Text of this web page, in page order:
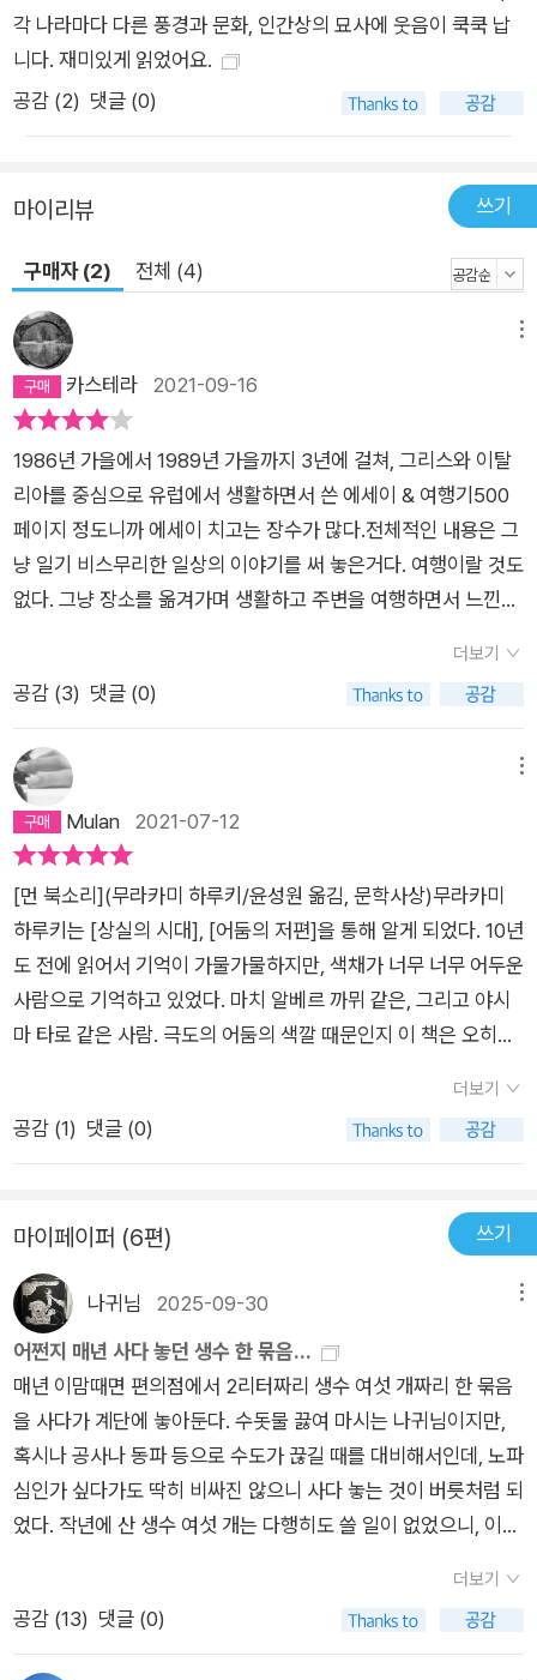
각 나라마다 다른 풍경과 문화, 인간상의 묘사에 웃음이 쿡쿡 납
니다. 재미있게 읽었어요.
공감 (2) 댓글 (0)
마이리뷰 쓰기
구매자 (2) 전체 (4)
카스테라 2021-09-16
1986년 가을에서 1989년 가을까지 3년에 걸쳐, 그리스와 이탈
리아를 중심으로 유럽에서 생활하면서 쓴 에세이 & 여행기500
페이지 정도니까 에세이 치고는 장수가 많다.전체적인 내용은 그
냥 일기 비스무리한 일상의 이야기를 써 놓은거다. 여행이랄 것도
없다. 그냥 장소를 옮겨가며 생활하고 주변을 여행하면서 느낀일
랄만한 이야기는 없다.하지만 문장이 쉽고, 밝고, 유머도 적당히
가미되어 유쾌하게 술술 잘 읽힌다. 하루키만의 문체가 뭔가 마법
을 부린거 같다. 솔직히 이 책을 읽고 여행을 가고 싶다?특히 유
럽여행을 가고 싶다? 라고 절대 생각은 안든다. 책을 읽어보면 알
수 있다.하지만 이 책을 통해 여행이라는게 뭐 거창한거 보고 느
끼고 하는것보다 새로운 환경에서의 평범한 일상을 느끼고 공감
북소리가 있을 것이다.지금이라도 마음의 북소리를 듣고 박차고
나가고 싶지만 녹록치 않은 현실과 맞닿아 늘 뭔가를 계산하고 그
북소리를 외면한다. 요즘들어 그 북소리가 너무 크게 울려서 고민
이다. 내게는 지금도 간혹 먼 북소리가 들린다. 조횽한 오후에 귀
을 기울이면 그 울림이 귀에서 느껴질 때가 있다. 막무가내로 다
시 여행을 떠나고 싶어질 때도 있다. 하지만 나는 문득 이렇게도
생각한다. 지금 여기에 있는 과도적이고 일시적인 나 자신이, 그
것이다.- P502
더보기
공감 (3) 댓글 (0)
Mulan 2021-07-12
[먼 북소리](무라카미 하루키/윤성원 옮김, 문학사상)무라카미
하루키는 [상실의 시대], [어둠의 저편]을 통해 알게 되었다. 10년
도 전에 읽어서 기억이 가물가물하지만, 색채가 너무 너무 어두운
사람으로 기억하고 있었다. 마치 알베르 까뮈 같은, 그리고 야시
마 타로 같은 사람. 극도의 어둠의 색깔 때문인지 이 책은 오히려
었다.이 책은 하루키가 부인과 함께 그리스, 로마, 오스트리아를
여행하면서 겪은 이야기를 다루고 있다. 기억나는 장면은 하루키
가 자신과 이름이 똑같은 섬에 다녀온 것, 로마를 매우 안 좋은 관
점으로 바라본 것, 여행지에서 달리고, 공연 보러 다닌 것 등을 꼽
을 수 있겠다. 하루키 부부의 여행은 1986년부터 3년 동안 지속
되었다. 3년 동안 여행을 다닌 삶이 왠지 부러웠다. 바로 옆에서
하루키가 말하고 있는 것 같은데 1980년대 이야기라니 놀라웠
고, 독서모임을 하면서 로마의 모습이 1980년대에나 최근 몇 년
전이나 별로 달라진 것이 없다는 고경진선생님 말씀에 놀라웠고,
1980년대 당시에 자식을 중요하게 여겼을 일본 문화 속에서 딩
크로 살아갔다는 것 자체도 놀라웠다. 1980년대의 하루키는 나
와 비슷한 연배였다는 것도 신기했다(?). 하루키가 만들어낸 소
설 속 인물에만 집중했지, 작가 하루키, 인간 하루키는 생각하지
람들을 자세히 살펴보면 그 사람 특유의 여행 색깔이 있다. 그 사
람들의 공통점은 다른 사람이 다니는 곳을 가지 않는다는 것이다.
인적이 드문 곳으로 간다. 도서관만 다니시는 분도 봤고, 책방만
더보기
공감 (1) 댓글 (0)
마이페이퍼 (6편) 쓰기
나귀님 2025-09-30
어쩐지 매년 사다 놓던 생수 한 묶음...
매년 이맘때면 편의점에서 2리터짜리 생수 여섯 개짜리 한 묶음
을 사다가 계단에 놓아둔다. 수돗물 끓여 마시는 나귀님이지만,
혹시나 공사나 동파 등으로 수도가 끊길 때를 대비해서인데, 노파
심인가 싶다가도 딱히 비싸진 않으니 사다 놓는 것이 버릇처럼 되
었다. 작년에 산 생수 여섯 개는 다행히도 쓸 일이 없었으니, 이미
된 생수이니 1년짜리 유통기한은 이미 지난 상태이지만, 그늘진
곳에 보관했으니 불과 한 달 사이에 크게 변질되었을 것 같진 않
다. 보관만 잘 하면 몇 년이 지나도 끄떡 없다는 이야기도 있던데,
더보기
공감 (13) 댓글 (0)